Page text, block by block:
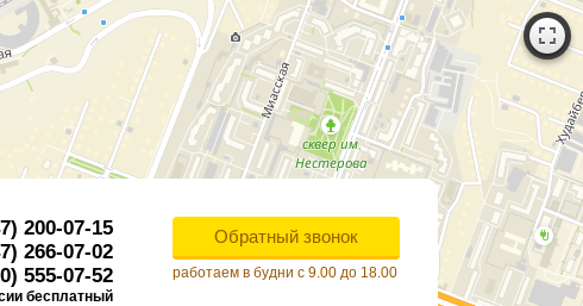
200-07-15
266-07-02
555-07-52
бесплатный
Обратный звонок
работаем в будни с 9.00 до 18.00